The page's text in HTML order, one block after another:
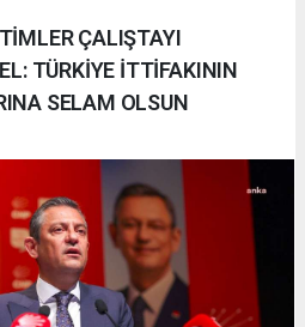
ÇALIŞTAYI
TÜRKİYE İTTİFAKININ
SELAM OLSUN